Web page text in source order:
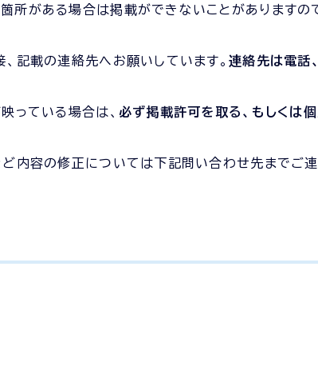
所がある場合は掲載ができないことがありますの
記載の連絡先へお願いしています。連絡先は電話
っている場合は、 必ず掲載許可を取る、もしくは
内容の修正については下記問い合わせ先までご連